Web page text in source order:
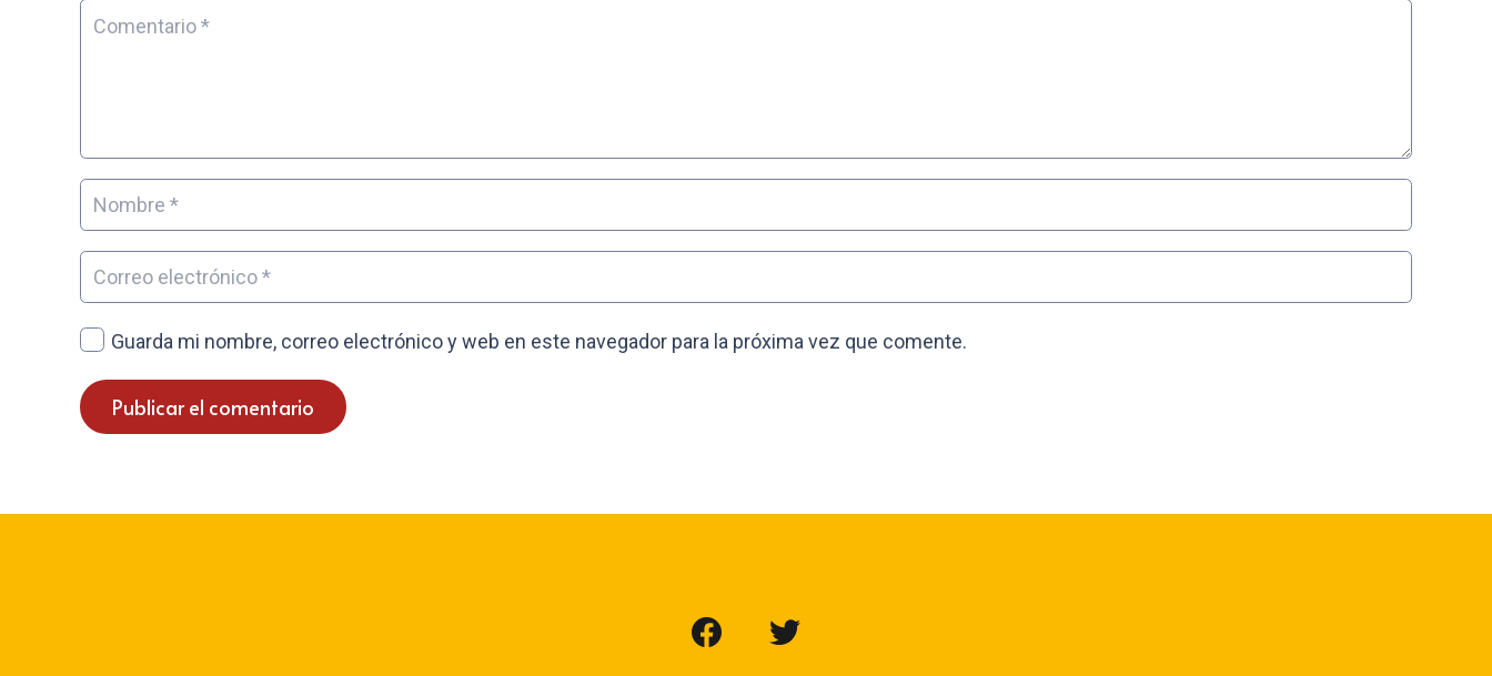
Guarda mi nombre, correo electrónico y web en este navegador para la próxima vez que comente.
Publicar el comentario